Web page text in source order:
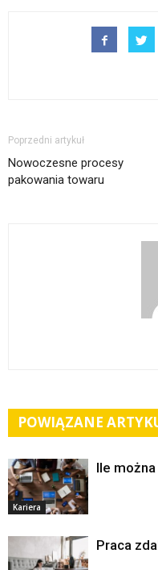
Poprzedni artykuł
Nowoczesne procesy
pakowania towaru
POWIĄZANE
Kariera
Ile
Praca